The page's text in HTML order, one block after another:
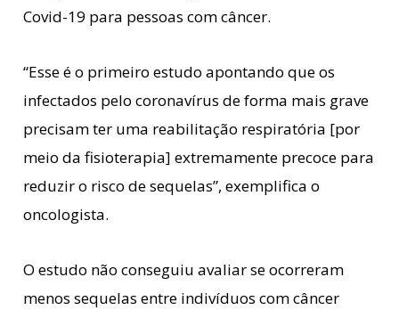
Covid-19 para pessoas com câncer.
“Esse é o primeiro estudo apontando que os
infectados pelo coronavírus de forma mais grave
precisam ter uma reabilitação respiratória [por
meio da fisioterapia] extremamente precoce para
reduzir o risco de sequelas”, exemplifica o
oncologista.
O estudo não conseguiu avaliar se ocorreram
menos sequelas entre indivíduos com câncer